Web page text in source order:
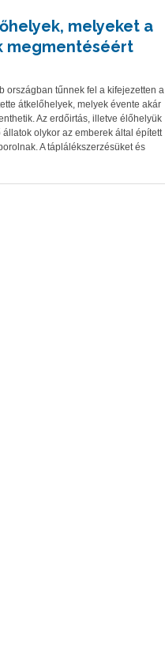
melyeket a
megmentéséért
országban tűnnek fel a kifejezetten a
átkelőhelyek, melyek évente akár
Az erdőirtás, illetve élőhelyük
olykor az emberek által épített
A táplálékszerzésüket és